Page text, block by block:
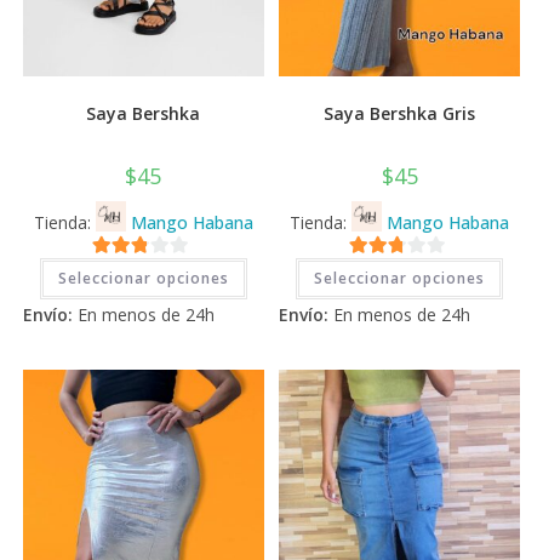
Saya Bershka
$45
Tienda: Mango Habana
2.71
de 5
Seleccionar opciones
Este
producto
tiene
múltiples
opciones
se
pueden
elegir
página
producto
Envío: En menos de 24h
Saya Bershka Gris
$45
Tienda: Mango Habana
2.71
de 5
Seleccionar opciones
Este
tiene
se
en
la
de
Envío: En menos de 24h